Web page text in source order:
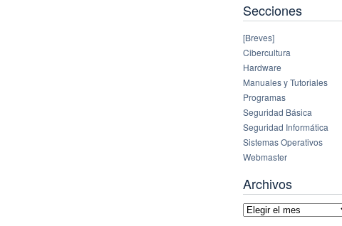
Secciones
[Breves]
Cibercultura
Hardware
Manuales y Tutoriales
Programas
Seguridad Básica
Seguridad Informática
Sistemas Operativos
Webmaster
Archivos
Archivos